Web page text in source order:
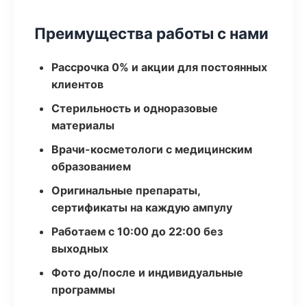
Преимущества работы с нами
Рассрочка 0% и акции для постоянных
клиентов
Стерильность и одноразовые
материалы
Врачи-косметологи с медицинским
образованием
Оригинальные препараты,
сертификаты на каждую ампулу
Работаем с 10:00 до 22:00 без
выходных
Фото до/после и индивидуальные
программы